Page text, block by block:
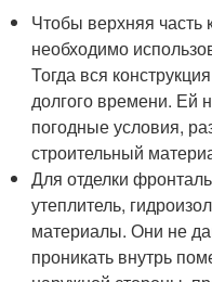
Чтобы верхняя
необходимо
Тогда вся
долгого времени. Ей
погодные условия,
строительный
Для отделки
утеплитель,
материалы. Они не
проникать внутрь